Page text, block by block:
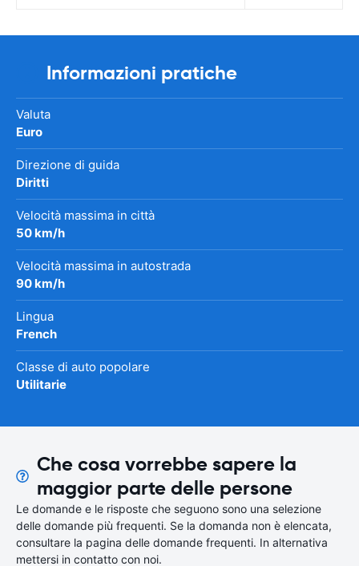
Informazioni pratiche
Valuta
Euro
Direzione di guida
Diritti
Velocità massima in città
50 km/h
Velocità massima in autostrada
90 km/h
Lingua
French
Classe di auto popolare
Utilitarie
Che cosa vorrebbe sapere la
maggior parte delle persone
Le domande e le risposte che seguono sono una selezione
delle domande più frequenti. Se la domanda non è elencata,
consultare la pagina delle domande frequenti. In alternativa
mettersi in contatto con noi.